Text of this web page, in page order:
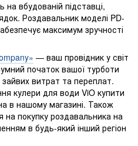
на вбудованій підставці,
Роздавальник моделі PD-
максимум зручності
— ваш провідник у світ
початок вашої турботи
витрат та переплат.
кулери для води ViO купити
в нашому магазині. Також
покупку роздавальника на
в будь-який інший регіон